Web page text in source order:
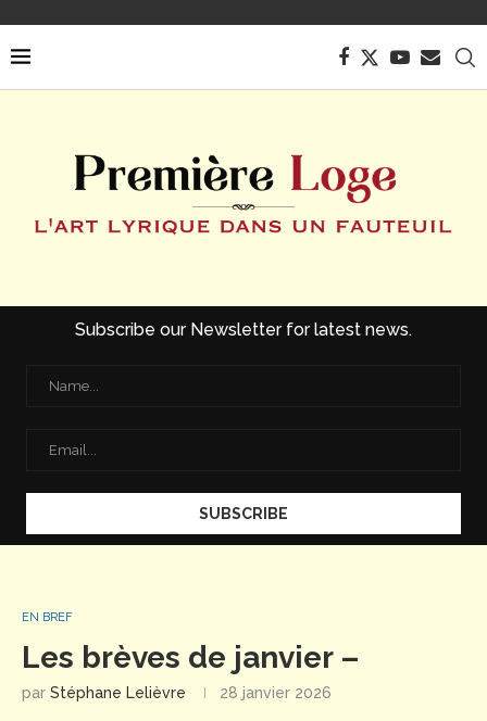
Subscribe our Newsletter for latest news.
EN BREF
Les brèves de janvier –
par Stéphane Lelièvre 28 janvier 2026